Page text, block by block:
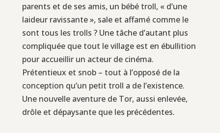
parents et de ses amis, un bébé troll, « d’une
laideur ravissante », sale et affamé comme le
sont tous les trolls ? Une tâche d’autant plus
compliquée que tout le village est en ébullition
pour accueillir un acteur de cinéma.
Prétentieux et snob – tout à l’opposé de la
conception qu’un petit troll a de l’existence.
Une nouvelle aventure de Tor, aussi enlevée,
drôle et dépaysante que les précédentes.